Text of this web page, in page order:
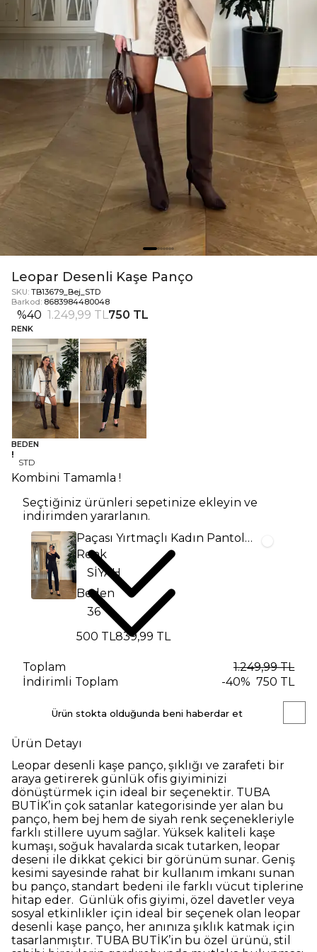
Leopar Desenli Kaşe Panço
SKU: TB13679_Bej_STD
Barkod: 8683984480048
%40 1.249,99 TL750 TL
RENK
BEDEN
STD
Kombini Tamamla !
Seçtiğiniz ürünleri sepetinize ekleyin ve
indirimden yararlanın.
Paçası Yırtmaçlı Kadın Pantolon
Renk
Beden
500 TL839,99 TL
Toplam
1.249,99 TL
İndirimli Toplam
-40% 750 TL
Ürün stokta olduğunda beni haberdar et
Ürün Detayı
Leopar desenli kaşe panço, şıklığı ve zarafeti bir
araya getirerek günlük ofis giyiminizi
dönüştürmek için ideal bir seçenektir. TUBA
BUTİK’in çok satanlar kategorisinde yer alan bu
panço, hem bej hem de siyah renk seçenekleriyle
farklı stillere uyum sağlar. Yüksek kaliteli kaşe
kumaşı, soğuk havalarda sıcak tutarken, leopar
deseni ile dikkat çekici bir görünüm sunar. Geniş
kesimi sayesinde rahat bir kullanım imkanı sunan
bu panço, standart bedeni ile farklı vücut tiplerine
hitap eder. Günlük ofis giyimi, özel davetler veya
sosyal etkinlikler için ideal bir seçenek olan leopar
desenli kaşe panço, her anınıza şıklık katmak için
tasarlanmıştır. TUBA BUTİK’in bu özel ürünü, stil